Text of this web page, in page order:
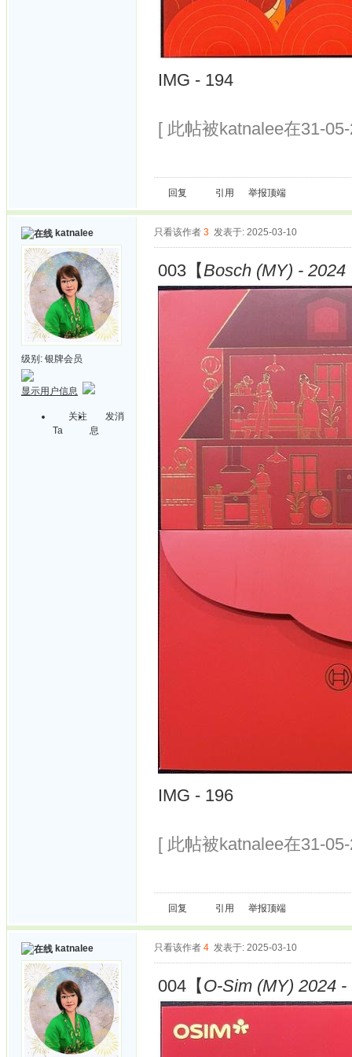
IMG - 194
[ 此帖被katnalee在31-
回复 引用 举报顶端
katnalee
级别: 银牌会员
显示用户信息
关注
Ta
发消
息
只看该作者 3 发表于: 2025-03-10
003【Bosch (MY) - 2024
IMG - 196
[ 此帖被katnalee在31-
回复 引用 举报顶端
katnalee 只看该作者 4 发表于: 2025-03-10
004【O-Sim (MY) 2024